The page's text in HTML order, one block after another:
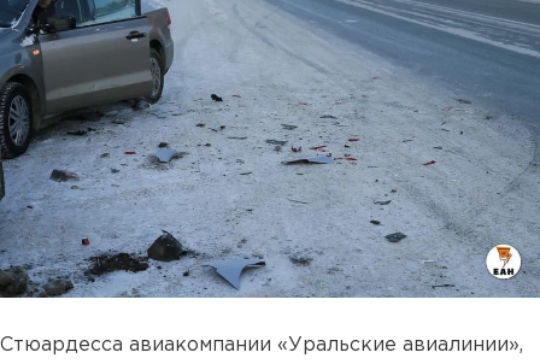
Стюардесса авиакомпании «Уральские авиалинии»,